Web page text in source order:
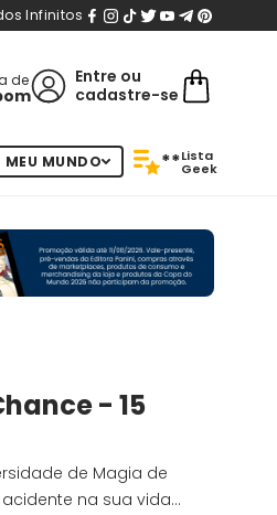
Infinitos
de Entre ou
cadastre-se
MEU MUNDO **Lista
Geek
- 15
de Magia de
na sua vida